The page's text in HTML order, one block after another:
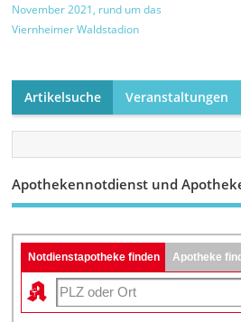
November 2021, rund um das
Viernheimer Waldstadion
Artikelsuche Veranstaltungen
Apothekennotdienst und
Notdienstapotheke finden Apotheke